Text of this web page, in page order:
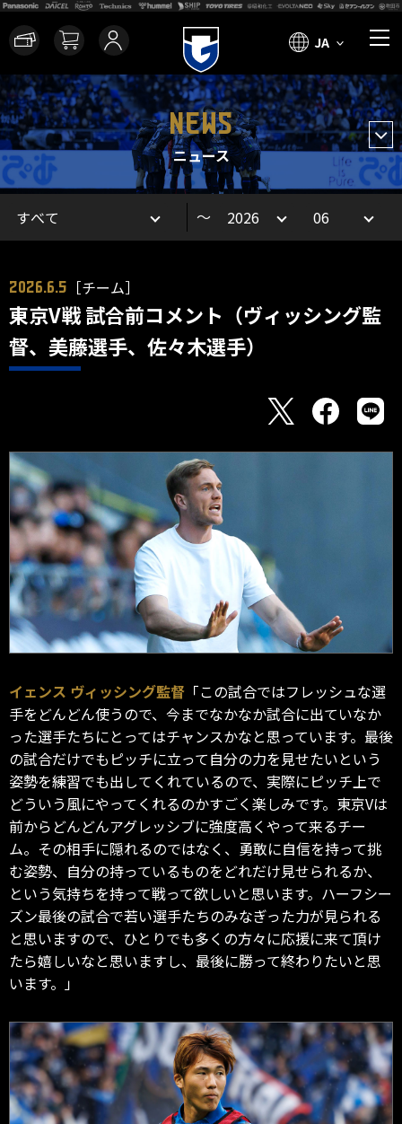
JA
NEWS
ニュース
～
2026.6.5 ［チーム］
東京V戦 試合前コメント（ヴィッシング監
督、美藤選手、佐々木選手）
イェンス ヴィッシング監督 「この試合ではフレッシュな選
手をどんどん使うので、今までなかなか試合に出ていなか
った選手たちにとってはチャンスかなと思っています。最後
の試合だけでもピッチに立って自分の力を見せたいという
姿勢を練習でも出してくれているので、実際にピッチ上で
どういう風にやってくれるのかすごく楽しみです。東京Vは
前からどんどんアグレッシブに強度高くやって来るチー
ム。その相手に隠れるのではなく、勇敢に自信を持って挑
む姿勢、自分の持っているものをどれだけ見せられるか、
という気持ちを持って戦って欲しいと思います。ハーフシー
ズン最後の試合で若い選手たちのみなぎった力が見られる
と思いますので、ひとりでも多くの方々に応援に来て頂け
たら嬉しいなと思いますし、最後に勝って終わりたいと思
います。」